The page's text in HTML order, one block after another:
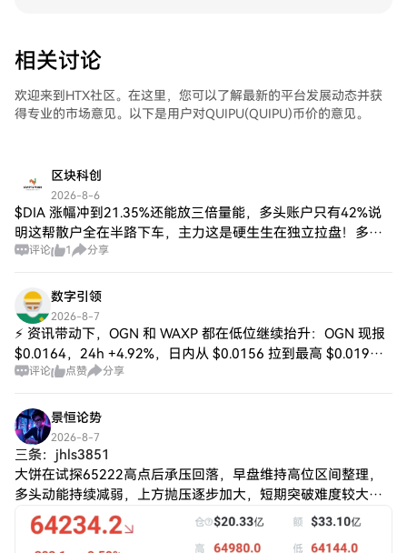
相关讨论
欢迎来到HTX社区。在这里，您可以了解最新的平台发展动态并获
得专业的市场意见。以下是用户对QUIPU(QUIPU)币价的意见。
区块科创
2026-8-6
$DIA 涨幅冲到21.35%还能放三倍量能，多头账户只有42%说
明这帮散户全在半路下车，主力这是硬生生在独立拉盘！多空
比0.72摆明了空头还在负隅顽抗，现价0.129根本不是顶，这波
评论 1 分享
数字引领
2026-8-7
⚡ 资讯带动下，OGN 和 WAXP 都在低位继续抬升：OGN 现报
$0.0164，24h +4.92%，日内从 $0.0156 拉到最高 $0.019，
说明买盘对短线修复更积极；WAXP 现报 $
评论 点赞 分享
景恒论势
2026-8-7
三条：jhls3851
大饼在试探65222高点后承压回落，早盘维持高位区间整理，
多头动能持续减弱，上方抛压逐步加大，短期突破难度较大，
行情步入震荡修整阶段。 以太同步冲高至1927附近后同样上行
动力不足，走势紧随大饼，高位